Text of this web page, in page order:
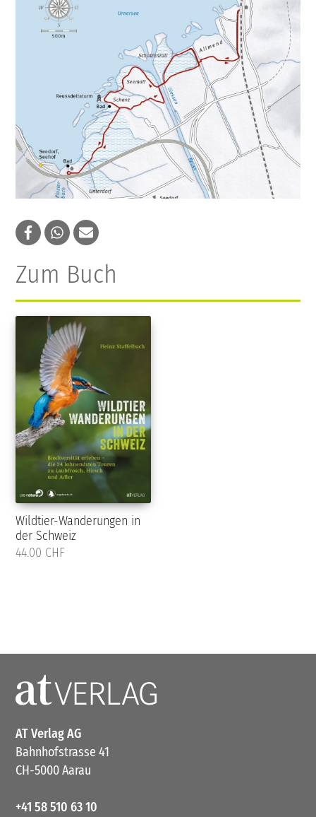
Zum Buch
Wildtier-Wanderungen in
der Schweiz
44.00 CHF
AT Verlag AG
Bahnhofstrasse 41
CH-5000 Aarau
+41 58 510 63 10